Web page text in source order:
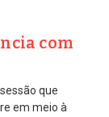
com
que
em meio à